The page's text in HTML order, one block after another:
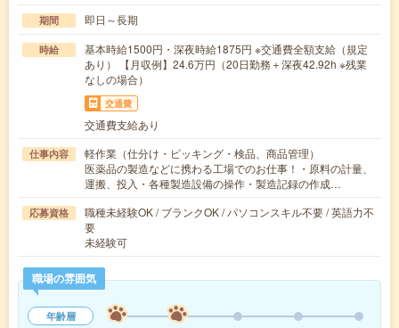
期間 即日～長期
時給
基本時給1500円・深夜時給1875円 ※交通費全額支給（規定
あり） 【月収例】24.6万円（20日勤務＋深夜42.92h ※残業
なしの場合）
交通費
交通費支給あり
仕事内容
軽作業（仕分け・ピッキング・検品、商品管理）
医薬品の製造などに携わる工場でのお仕事！・原料の計量、
運搬、投入・各種製造設備の操作・製造記録の作成…
応募資格
職種未経験OK / ブランクOK / パソコンスキル不要 / 英語力不
要
未経験可
職場の雰囲気
年齢層